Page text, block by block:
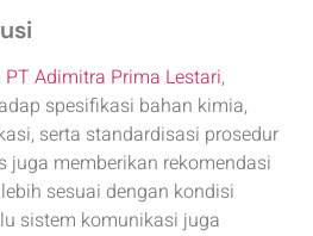
PT Adimitra Prima Lestari,
spesifikasi bahan kimia,
serta standardisasi prosedur
juga memberikan rekomendasi
sesuai dengan kondisi
sistem komunikasi juga